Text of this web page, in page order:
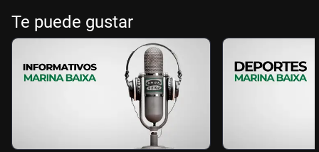
Te puede gustar